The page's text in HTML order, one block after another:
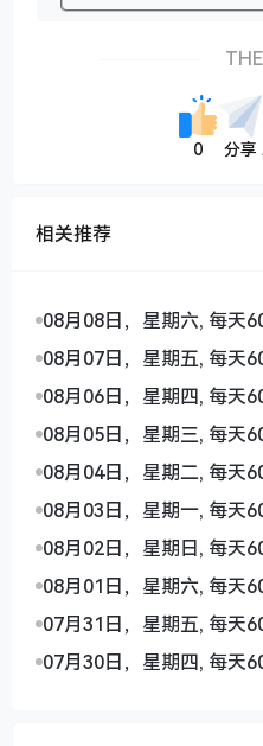
0 分享
相关推荐
08月08日，星期六, 每天
08月07日，星期五, 每天
08月06日，星期四, 每天
08月05日，星期三, 每天
08月04日，星期二, 每天
08月03日，星期一, 每天
08月02日，星期日, 每天
08月01日，星期六, 每天
07月31日，星期五, 每天
07月30日，星期四, 每天